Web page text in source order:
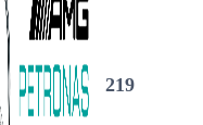
219